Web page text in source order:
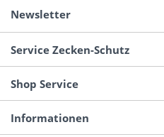
Newsletter
Service Zecken-Schutz
Shop Service
Informationen